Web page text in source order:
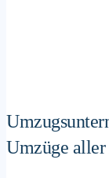
Umzüge